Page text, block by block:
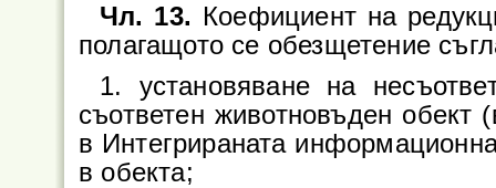
Чл. 13. Коефициент на
полагащото се обезщетение
1. установяване на
съответен животновъден
в Интегрираната
в обекта;